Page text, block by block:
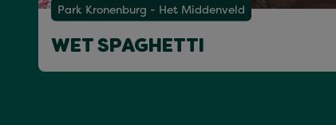
Park Kronenburg - Het Middenveld
WET SPAGHETTI